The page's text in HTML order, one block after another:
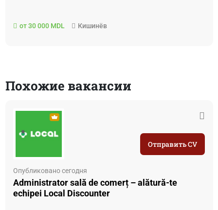
от 30 000 MDL Кишинёв
Похожие вакансии
Опубликовано сегодня
Administrator sală de comerț – alătură-te
echipei Local Discounter
Отправить CV